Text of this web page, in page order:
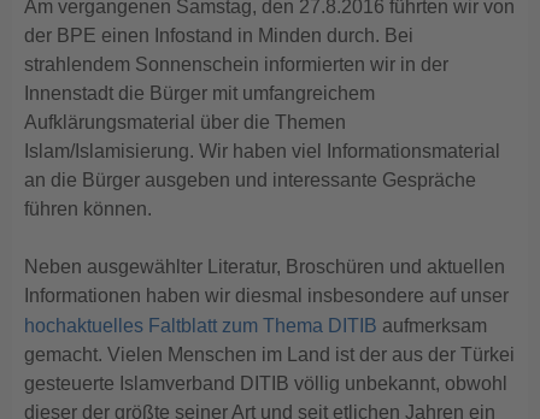
Am vergangenen Samstag, den 27.8.2016 führten wir von
der BPE einen Infostand in Minden durch. Bei
strahlendem Sonnenschein informierten wir in der
Innenstadt die Bürger mit umfangreichem
Aufklärungsmaterial über die Themen
Islam/Islamisierung. Wir haben viel Informationsmaterial
an die Bürger ausgeben und interessante Gespräche
führen können.
Neben ausgewählter Literatur, Broschüren und aktuellen
Informationen haben wir diesmal insbesondere auf unser
hochaktuelles Faltblatt zum Thema DITIB aufmerksam
gemacht. Vielen Menschen im Land ist der aus der Türkei
gesteuerte Islamverband DITIB völlig unbekannt, obwohl
dieser der größte seiner Art und seit etlichen Jahren ein